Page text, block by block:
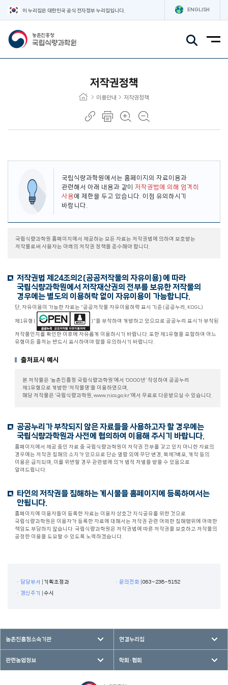
이 누리집은 대한민국 공식 전자정부 누리집입니다. ENGLISH
저작권정책
이용안내 저작권정책
국립식량과학원에서는 홈페이지의 자료이용과
관련해서 아래 내용과 같이 저작권법에 의해 엄격히
사용에 제한을 두고 있습니다. 이점 유의하시기
바랍니다.
국립식량과학원 홈페이지에서 제공하는 모든 자료는 저작권법에 의하여 보호받는
저작물로써 사용자는 아래의 저작권 정책을 준수해야 합니다.
저작권법 제24조의2(공공저작물의 자유이용)에 따라
국립식량과학원에서 저작재산권의 전부를 보유한 저작물의
경우에는 별도의 이용허락 없이 자유이용이 가능합니다.
단, 자유이용이 가능한 자료는 “공공저작물 자유이용허락 표시 기준(공공누리, KOGL)
제1유형( )”을 부착하여 개방하고 있으므로 공공누리 표시가 부착된
저작물인지를 확인한 이후에 자유롭게 이용하시기 바랍니다. 또한 제1유형을 포함하여 어느
유형이든 출처는 반드시 표시하여야 함을 유의하시기 바랍니다.
출처표시 예시
본 저작물은 ‘농촌진흥청 국립식량과학원’에서 ‘OOOO년’ 작성하여 공공누리
제1유형으로 개방한 ‘저작물명’을 이용하였으며,
해당 저작물은 ‘국립식량과학원, www.nics.go.kr’에서 무료로 다운받으실 수 있습니다.
공공누리가 부착되지 않은 자료들을 사용하고자 할 경우에는
국립식량과학원과 사전에 협의하여 이용해 주시기 바랍니다.
홈페이지에서 제공 중인 자료 중 국립식량과학원이 저작권 전부를 갖고 있지 아니한 자료의
경우에는 저작권 침해의 소지가 있으므로 단순 열람 외에 무단 변경, 복제?배포, 개작 등의
이용은 금지되며, 이를 위반할 경우 관련법에 의거 법적 처벌을 받을 수 있음으로
알려드립니다.
타인의 저작권을 침해하는 게시물을 홈페이지에 등록하여서는
안됩니다.
홈페이지에 이용자들이 등록한 자료는 이용자 상호간 지식공유를 위한 것으로
국립식량과학원은 이용자가 등록한 자료에 대해서는 저작권 관련 어떠한 침해행위에 어떠한
책임도 부담하지 않습니다. 국립식량과학원은 저작권법에 따른 저작권을 보호하고 저작물의
공정한 이용을 도모할 수 있도록 노력하겠습니다.
ㆍ담당부서 기획조정과 ㆍ문의전화 063-238-5152
ㆍ갱신주기
수시
농촌진흥청소속기관 연결누리집
관련농업정보 학회·협회